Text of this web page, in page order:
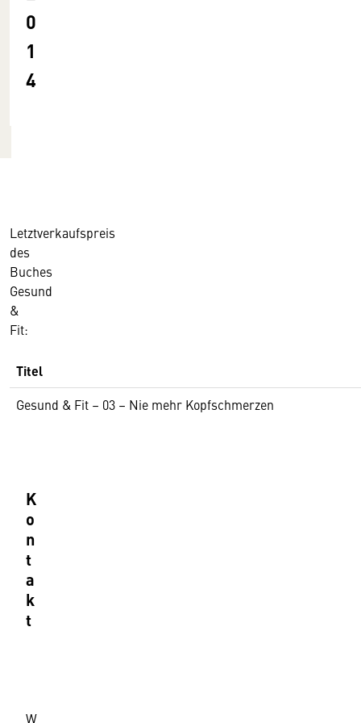
0
1
4
Letztverkaufspreis
des
Buches
Gesund
&
Fit:
Titel
Gesund & Fit – 03 – Nie mehr Kopfschmerzen
K
o
n
t
a
k
t
W